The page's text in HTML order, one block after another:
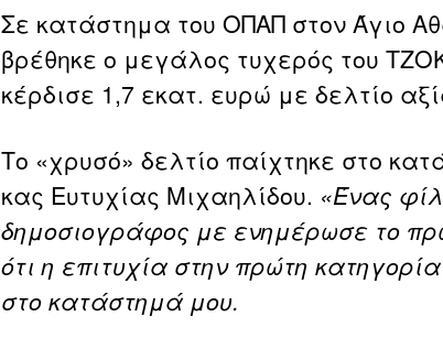
Σε κατάστημα του ΟΠΑΠ στον Άγιο
βρέθηκε ο μεγάλος τυχερός του
κέρδισε 1,7 εκατ. ευρώ με δελτίο
Το «χρυσό» δελτίο παίχτηκε στο
κας Ευτυχίας Μιχαηλίδου. «Ένας
δημοσιογράφος με ενημέρωσε το
ότι η επιτυχία στην πρώτη
στο κατάστημά μου.